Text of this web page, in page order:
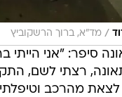
/ מד"א, ברוך הרשקוביץ
סיפר: "אני הייתי
רצתי לשם,
לצאת מהרכב